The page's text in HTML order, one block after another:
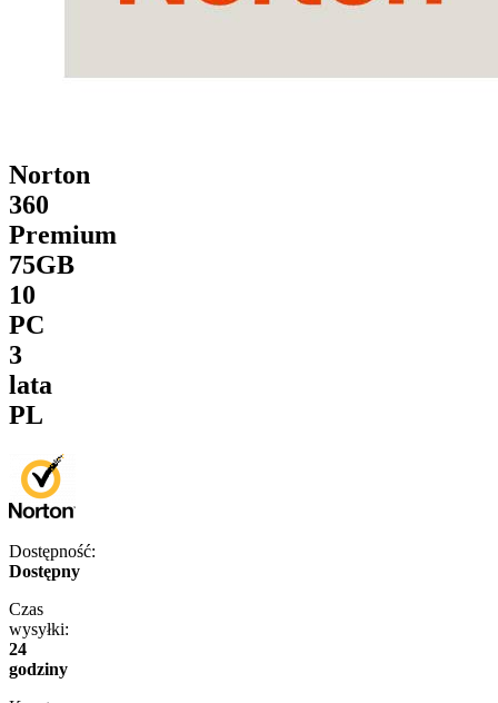
Norton
360
Premium
75GB
10
PC
3
lata
PL
Dostępność:
Dostępny
Czas
wysyłki:
24
godziny